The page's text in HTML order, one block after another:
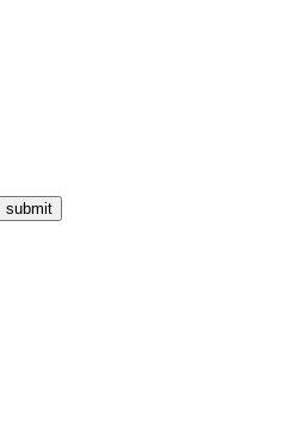
submit